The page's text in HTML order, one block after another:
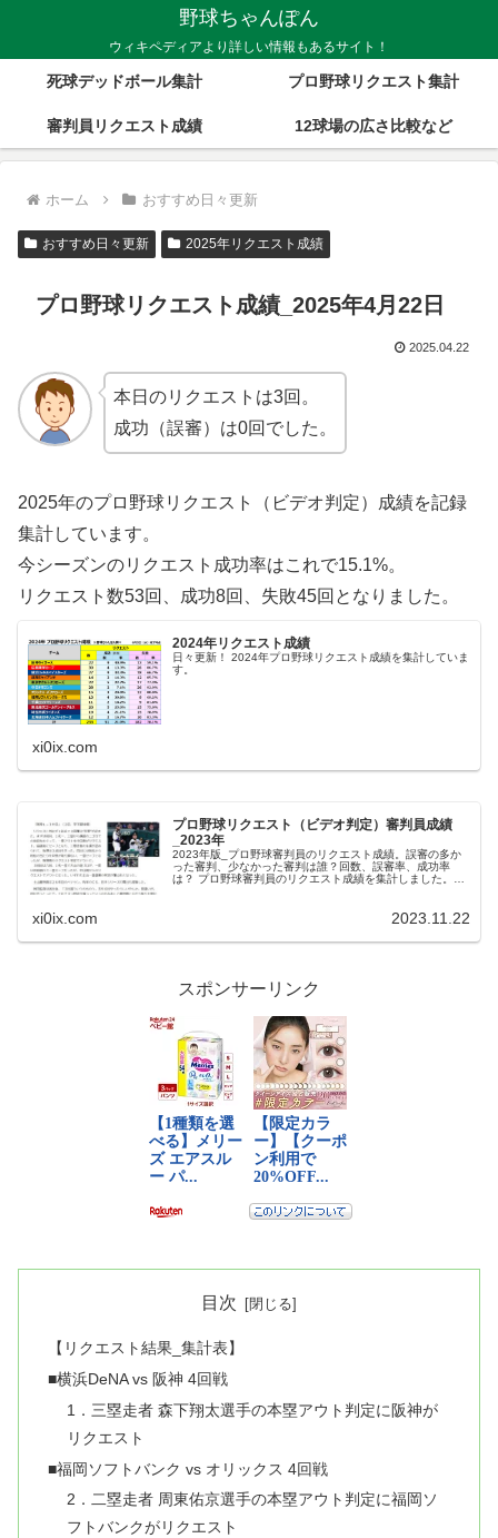
野球ちゃんぽん
ウィキペディアより詳しい情報もあるサイト！
死球デッドボール集計 プロ野球リクエスト集計
審判員リクエスト成績 12球場の広さ比較など
ホーム おすすめ日々更新
おすすめ日々更新 2025年リクエスト成績
プロ野球リクエスト成績_2025年4月22日
2025.04.22
本日のリクエストは3回。
成功（誤審）は0回でした。
2025年のプロ野球リクエスト（ビデオ判定）成績を記録
集計しています。
今シーズンのリクエスト成功率はこれで15.1%。
リクエスト数53回、成功8回、失敗45回となりました。
2024年リクエスト成績
日々更新！ 2024年プロ野球リクエスト成績を集計していま
す。
xi0ix.com
プロ野球リクエスト（ビデオ判定）審判員成績
_2023年
2023年版_プロ野球審判員のリクエスト成績。誤審の多か
った審判、少なかった審判は誰？回数、誤審率、成功率
は？ プロ野球審判員のリクエスト成績を集計しました。厳
xi0ix.com 2023.11.22
スポンサーリンク
目次
【リクエスト結果_集計表】
■横浜DeNA vs 阪神 4回戦
1．三塁走者 森下翔太選手の本塁アウト判定に阪神が
リクエスト
■福岡ソフトバンク vs オリックス 4回戦
2．二塁走者 周東佑京選手の本塁アウト判定に福岡ソ
フトバンクがリクエスト